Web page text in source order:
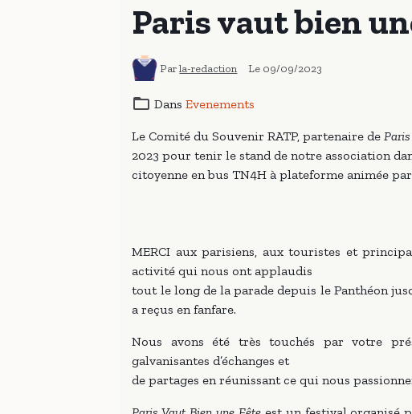
Paris vaut bien
Parla-redaction Le 09/09/2023
DansEvenements
Le Comité du Souvenir RATP, partenaire de
2023 pour tenir le stand de notre association
citoyenne en bus TN4H à plateforme animée
MERCI aux parisiens, aux touristes et
activité qui nous ont applaudis
tout le long de la parade depuis le Panthéon
a reçus en fanfare.
Nous avons été très touchés par votre
galvanisantes d’échanges et
de partages en réunissant ce qui nous